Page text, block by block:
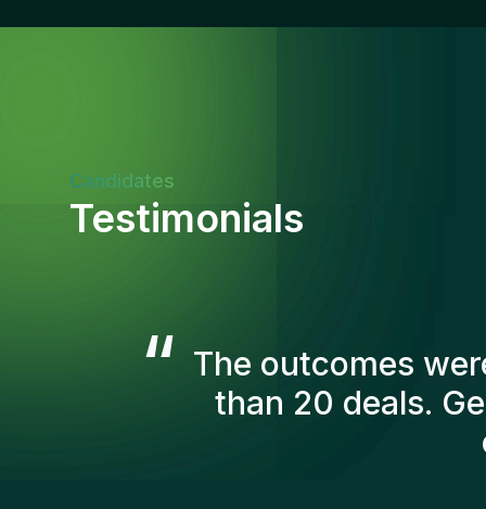
Candidates
Testimonials
“
The Gentis
account in order
we've recruited are